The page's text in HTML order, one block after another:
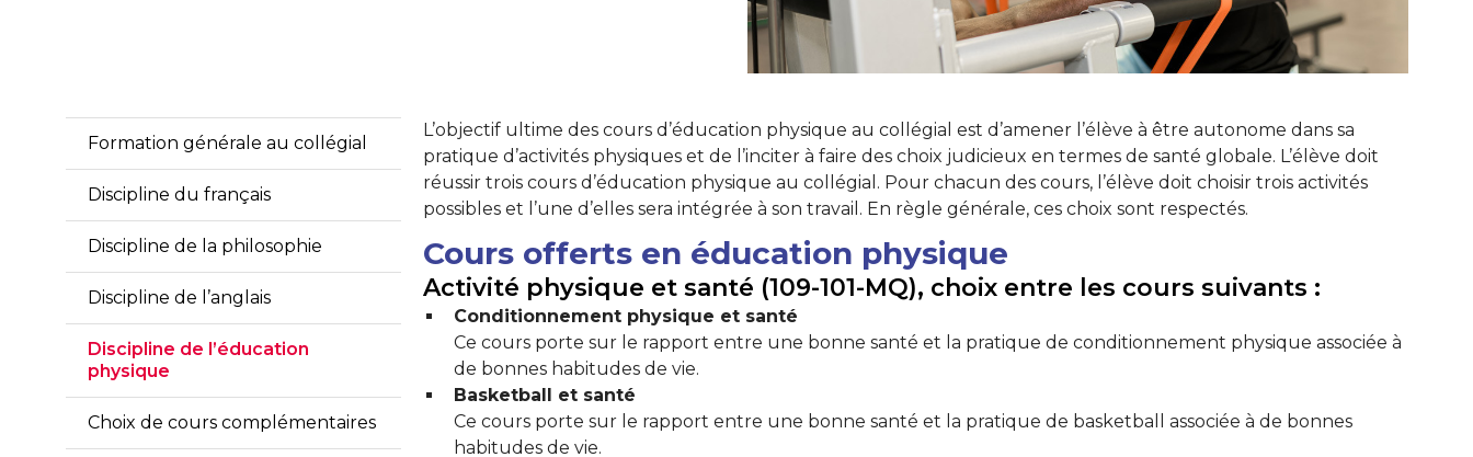
Formation générale au collégial
Discipline du français
Discipline de la philosophie
Discipline de l’anglais
Discipline de l’éducation
physique
Choix de cours complémentaires
L’objectif ultime des cours d’éducation physique au collégial est d’amener l’élève à être autonome dans sa
pratique d’activités physiques et de l’inciter à faire des choix judicieux en termes de santé globale. L’élève doit
réussir trois cours d’éducation physique au collégial. Pour chacun des cours, l’élève doit choisir trois activités
possibles et l’une d’elles sera intégrée à son travail. En règle générale, ces choix sont respectés.
Cours offerts en éducation physique
Activité physique et santé (109-101-MQ), choix entre les cours suivants :
Conditionnement physique et santé
Ce cours porte sur le rapport entre une bonne santé et la pratique de conditionnement physique associée à
de bonnes habitudes de vie.
Basketball et santé
Ce cours porte sur le rapport entre une bonne santé et la pratique de basketball associée à de bonnes
habitudes de vie.